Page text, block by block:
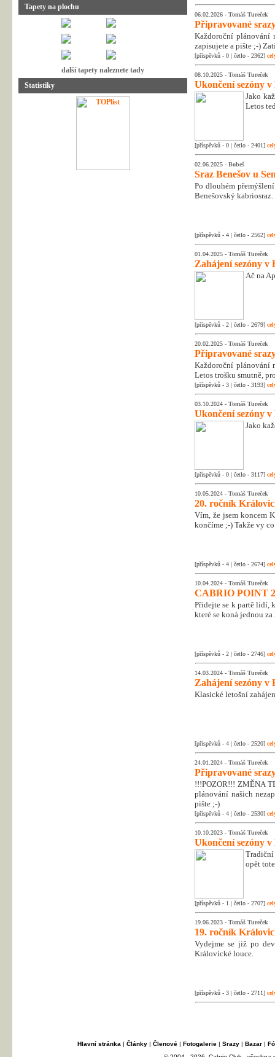
Tapety na plochu
další tapety naleznete tady
Statistiky
06.02.2026 - Tomáš Tureček
Připravované
Každoroční plánování
zapisujete a pište ;-)
[příspěvků - 0 | četlo - 2362]
08.10.2025 - Tomáš Tureček
Ukončení sezóny v
Jako
Letos
[příspěvků - 0 | četlo - 2401]
02.06.2025 - Bobeš
Sraz Benešov u
Po dlouhém
Benešovský kabriosraz.
[příspěvků - 4 | četlo - 2562]
01.04.2025 - Tomáš Tureček
Zahájení sezóny v
Ač na
[příspěvků - 2 | četlo - 2679]
20.02.2025 - Tomáš Tureček
Připravované
Každoroční plánování
Letos trošku smutně,
[příspěvků - 3 | četlo - 3193]
03.10.2024 - Tomáš Tureček
Ukončení sezóny v
Jako
[příspěvků - 0 | četlo - 3117]
10.05.2024 - Tomáš Tureček
20. ročník
Vím, že jsem koncem
končíme ;-) Takže vy
[příspěvků - 4 | četlo - 2674]
10.04.2024 - Tomáš Tureček
CABRIO POINT
Přidejte se k partě lidí,
které se koná jednou
[příspěvků - 2 | četlo - 2746]
14.03.2024 - Tomáš Tureček
Zahájení sezóny v
Klasické letošní
[příspěvků - 4 | četlo - 2520]
24.01.2024 - Tomáš Tureček
Připravované
!!!POZOR!!! ZMĚNA
plánování našich
pište ;-)
[příspěvků - 4 | četlo - 2530]
10.10.2023 - Tomáš Tureček
Ukončení sezóny v
opět
[příspěvků - 1 | četlo - 2707]
19.06.2023 - Tomáš Tureček
19. ročník
Vydejme se již po
Královické louce.
[příspěvků - 3 | četlo - 2711]
Hlavní stránka | Články| Členové| Fotogalerie| Srazy| Bazar|